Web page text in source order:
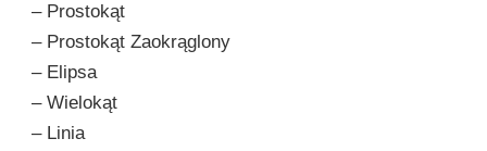
– Prostokąt
– Prostokąt Zaokrąglony
– Elipsa
– Wielokąt
– Linia